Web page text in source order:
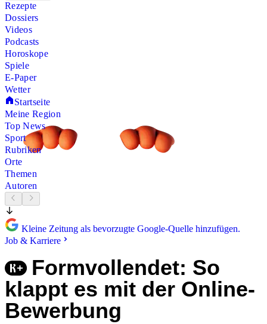
Rezepte
Dossiers
Videos
Podcasts
Horoskope
Spiele
E-Paper
Wetter
Startseite
Meine Region
Top News
Sport
Rubriken
Orte
Themen
Autoren
Kleine Zeitung als bevorzugte Google-Quelle hinzufügen.
Job & Karriere
Formvollendet: So
klappt es mit der Online-
Bewerbung